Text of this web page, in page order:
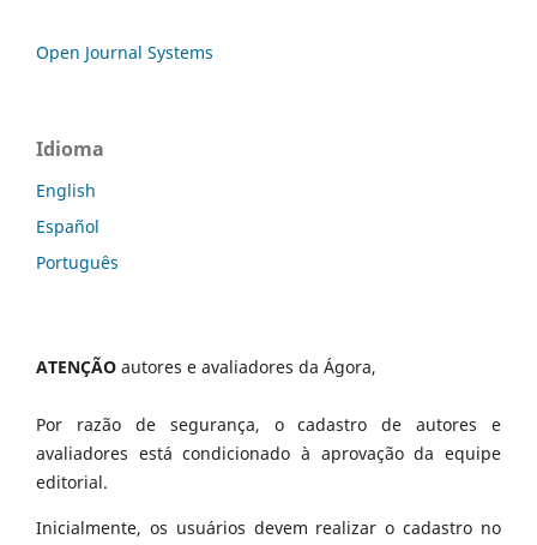
Open Journal Systems
Idioma
English
Español
Português
ATENÇÃO autores e avaliadores da Ágora,
Por razão de segurança, o cadastro de autores e
avaliadores está condicionado à aprovação da equipe
editorial.
Inicialmente, os usuários devem realizar o cadastro no